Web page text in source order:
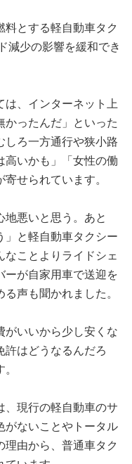
料とする軽自動車タク
減少の影響を緩和でき
は、インターネット上
かったんだ」といった
しろ一方通行や狭小路
高いかも」「女性の働
せられています。
地悪いと思う。あと
」と軽自動車タクシー
ことよりライドシェ
ーが自家用車で送迎を
声も聞かれました。
がいいから少し安くな
許はどうなるんだろ
、現行の軽自動車のサ
がないことやトータル
理由から、普通車タク